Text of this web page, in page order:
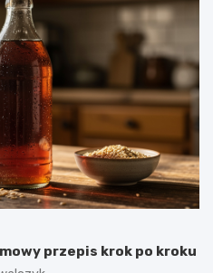
przepis krok po kroku